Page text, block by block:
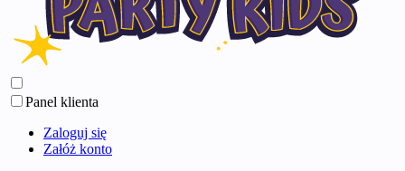
Panel klienta
Zaloguj się
Załóż konto